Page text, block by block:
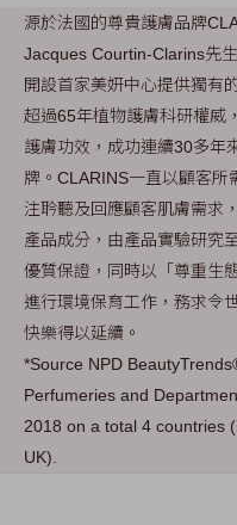
源於法國的尊貴護膚品牌
Jacques Courtin-Clarins先
開設首家美妍中心提供獨有
超過65年植物護膚科研權威
護膚功效，成功連續30多年
牌。CLARINS一直以顧客
注耹聽及回應顧客肌膚需求
產品成分，由產品實驗研究
優質保證，同時以「尊重生
進行環境保育工作，務求令
快樂得以延續。
*Source NPD
Perfumeries and
2018 on a total 4 countries
UK).